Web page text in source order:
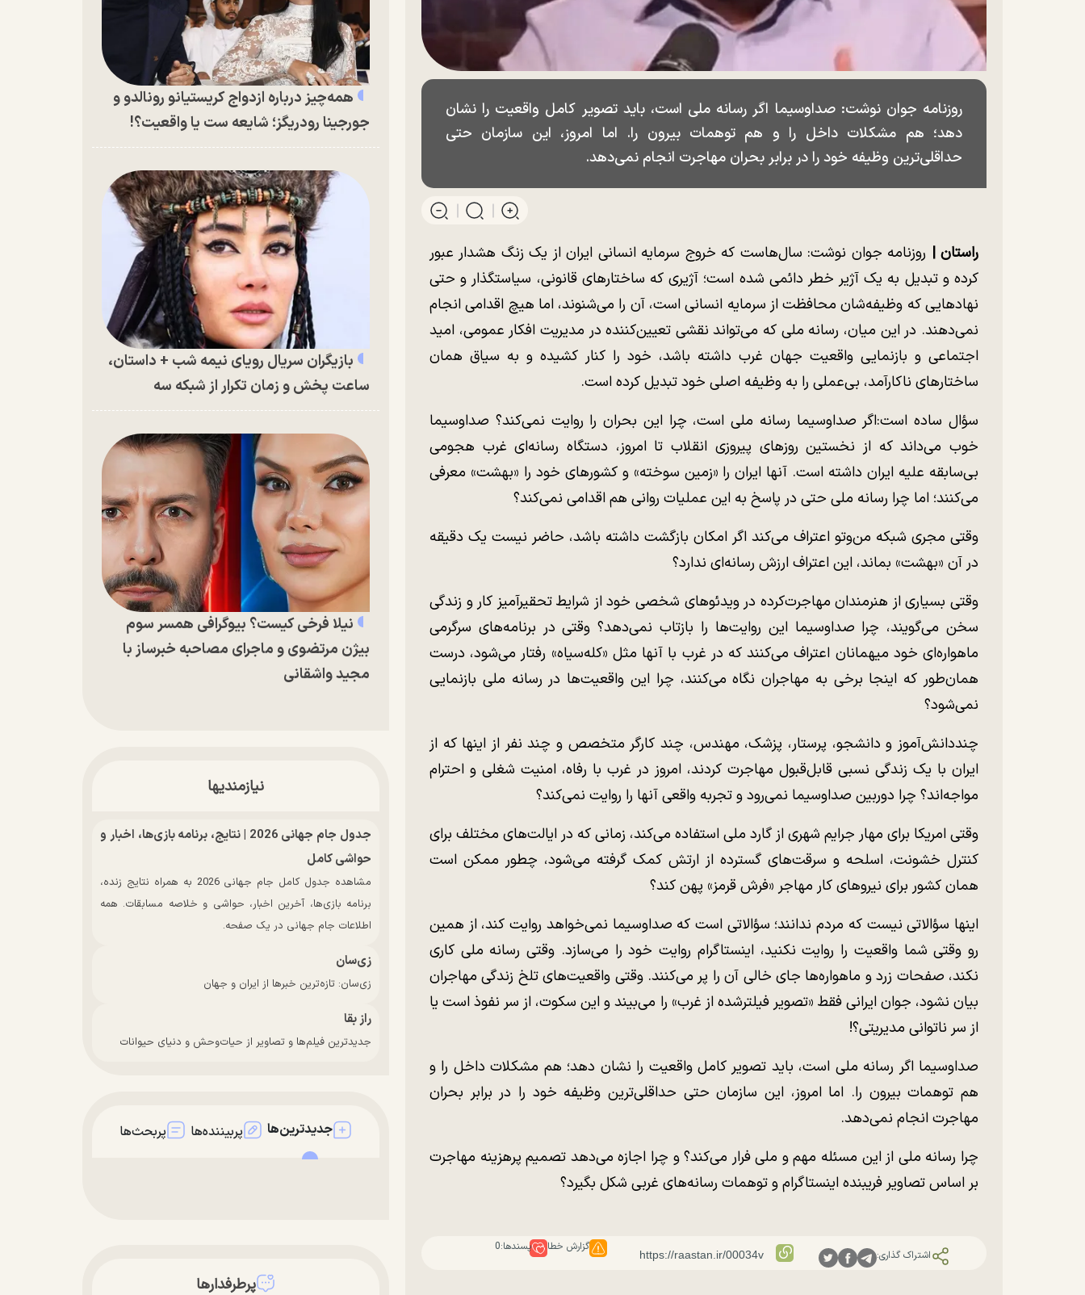
روزنامه جوان نوشت: صداوسیما اگر رسانه ملی است، باید تصویر کامل واقعیت را نشان
دهد؛ هم مشکلات داخل را و هم توهمات بیرون را. اما امروز، این سازمان حتی
حداقلی‌ترین وظیفه خود را در برابر بحران مهاجرت انجام نمی‌دهد.
راستان | روزنامه جوان نوشت: سال‌هاست که خروج سرمایه انسانی ایران از یک زنگ هشدار عبور
کرده و تبدیل به یک آژیر خطر دائمی شده است؛ آژیری که ساختار‌های قانونی، سیاستگذار و حتی
نهاد‌هایی که وظیفه‌شان محافظت از سرمایه انسانی است، آن را می‌شنوند، اما هیچ اقدامی انجام
نمی‌دهند. در این میان، رسانه ملی که می‌تواند نقشی تعیین‌کننده در مدیریت افکار عمومی، امید
اجتماعی و بازنمایی واقعیت جهان غرب داشته باشد، خود را کنار کشیده و به سیاق همان
ساختار‌های ناکارآمد، بی‌عملی را به وظیفه اصلی خود تبدیل کرده است.
سؤال ساده است:اگر صداوسیما رسانه ملی است، چرا این بحران را روایت نمی‌کند؟ صداوسیما
خوب می‌داند که از نخستین روز‌های پیروزی انقلاب تا امروز، دستگاه رسانه‌ای غرب هجومی
بی‌سابقه علیه ایران داشته است. آنها ایران را «زمین سوخته» و کشور‌های خود را «بهشت» معرفی
می‌کنند؛ اما چرا رسانه ملی حتی در پاسخ به این عملیات روانی هم اقدامی نمی‌کند؟
وقتی مجری شبکه من‌وتو اعتراف می‌کند اگر امکان بازگشت داشته باشد، حاضر نیست یک دقیقه
در آن «بهشت» بماند، این اعتراف ارزش رسانه‌ای ندارد؟
وقتی بسیاری از هنرمندان مهاجرت‌کرده در ویدئو‌های شخصی خود از شرایط تحقیرآمیز کار و زندگی
سخن می‌گویند، چرا صداوسیما این روایت‌ها را بازتاب نمی‌دهد؟ وقتی در برنامه‌های سرگرمی
ماهواره‌ای خود میهمانان اعتراف می‌کنند که در غرب با آنها مثل «کله‌سیاه» رفتار می‌شود، درست
همان‌طور که اینجا برخی به مهاجران نگاه می‌کنند، چرا این واقعیت‌ها در رسانه ملی بازنمایی
نمی‌شود؟
چنددانش‌آموز و دانشجو، پرستار، پزشک، مهندس، چند کارگر متخصص و چند نفر از اینها که از
ایران با یک زندگی نسبی قابل‌قبول مهاجرت کردند، امروز در غرب با رفاه، امنیت شغلی و احترام
مواجه‌اند؟ چرا دوربین صداوسیما نمی‌رود و تجربه واقعی آنها را روایت نمی‌کند؟
وقتی امریکا برای مهار جرایم شهری از گارد ملی استفاده می‌کند، زمانی که در ایالت‌های مختلف برای
کنترل خشونت، اسلحه و سرقت‌های گسترده از ارتش کمک گرفته می‌شود، چطور ممکن است
همان کشور برای نیرو‌های کار مهاجر «فرش قرمز» پهن کند؟
اینها سؤالاتی نیست که مردم ندانند؛ سؤالاتی است که صداوسیما نمی‌خواهد روایت کند، از همین
رو وقتی شما واقعیت را روایت نکنید، اینستاگرام روایت خود را می‌سازد. وقتی رسانه ملی کاری
نکند، صفحات زرد و ماهواره‌ها جای خالی آن را پر می‌کنند. وقتی واقعیت‌های تلخ زندگی مهاجران
بیان نشود، جوان ایرانی فقط «تصویر فیلترشده از غرب» را می‌بیند و این سکوت، از سر نفوذ است یا
از سر ناتوانی مدیریتی؟!
صداوسیما اگر رسانه ملی است، باید تصویر کامل واقعیت را نشان دهد؛ هم مشکلات داخل را و
هم توهمات بیرون را. اما امروز، این سازمان حتی حداقلی‌ترین وظیفه خود را در برابر بحران
مهاجرت انجام نمی‌دهد.
چرا رسانه ملی از این مسئله مهم و ملی فرار می‌کند؟ و چرا اجازه می‌دهد تصمیم پرهزینه مهاجرت
بر اساس تصاویر فریبنده اینستاگرام و توهمات رسانه‌های غربی شکل بگیرد؟
اشتراک گذاری:
گزارش خطا پسندها:0
همه‌چیز درباره ازدواج کریستیانو رونالدو و
جورجینا رودریگز؛ شایعه ست یا واقعیت؟!
بازیگران سریال رویای نیمه شب + داستان،
ساعت پخش و زمان تکرار از شبکه سه
نیلا فرخی کیست؟ بیوگرافی همسر سوم
بیژن مرتضوی و ماجرای مصاحبه خبرساز با
مجید واشقانی
نیازمندیها
جدول جام جهانی 2026 | نتایج، برنامه بازی‌ها، اخبار و
حواشی کامل
مشاهده جدول کامل جام جهانی 2026 به همراه نتایج زنده،
برنامه بازی‌ها، آخرین اخبار، حواشی و خلاصه مسابقات. همه
اطلاعات جام جهانی در یک صفحه.
زی‌سان
زی‌سان: تازه‌ترین خبرها از ایران و جهان
راز بقا
جدیدترین فیلم‌ها و تصاویر از حیات‌وحش و دنیای حیوانات
جدیدترین‌ها پربیننده‌ها پربحث‌ها
پرطرفدارها